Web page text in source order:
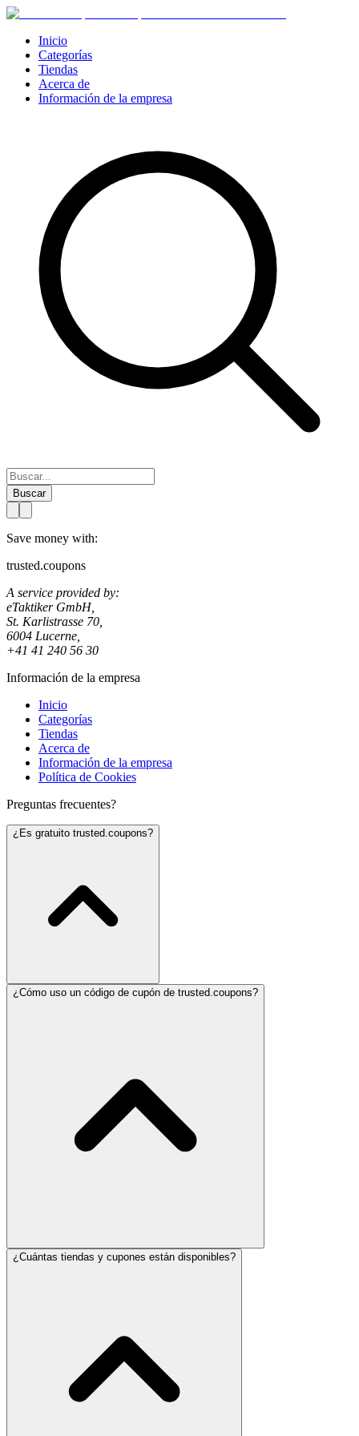
Inicio
Categorías
Tiendas
Acerca de
Información de la empresa
Buscar
Save money with:
trusted.coupons
A service provided by:
eTaktiker GmbH,
St. Karlistrasse 70,
6004 Lucerne,
+41 41 240 56 30
Información de la empresa
Inicio
Categorías
Tiendas
Acerca de
Información de la empresa
Política de Cookies
Preguntas frecuentes?
¿Es gratuito trusted.coupons?
¿Cómo uso un código de cupón de trusted.coupons?
¿Cuántas tiendas y cupones están disponibles?